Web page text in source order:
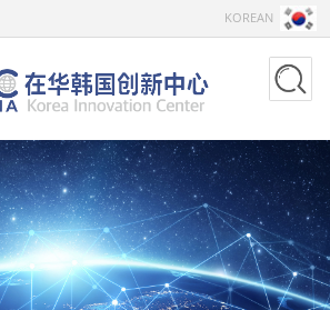
KOREAN